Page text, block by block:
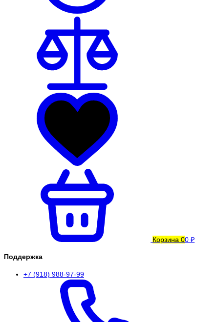
Корзина 00 ₽
Поддержка
+7 (918) 988-97-99